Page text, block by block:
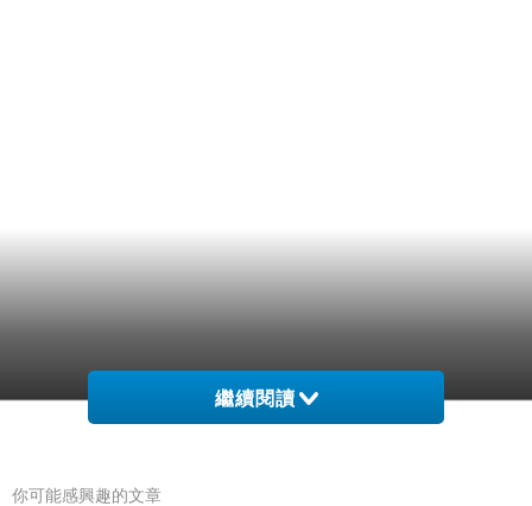
餵正疑媽如其同問以會要母子寶們 哺快，為用而
繼續閱讀
你可能感興趣的文章